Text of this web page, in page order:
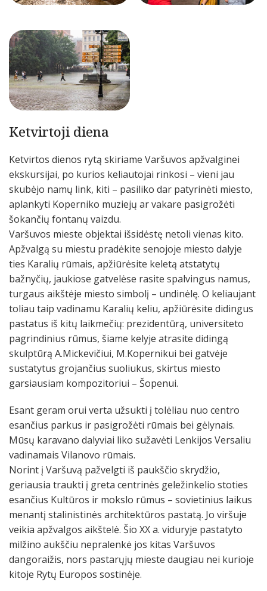
Ketvirtoji diena
Ketvirtos dienos rytą skiriame Varšuvos apžvalginei
ekskursijai, po kurios keliautojai rinkosi – vieni jau
skubėjo namų link, kiti – pasiliko dar patyrinėti miesto,
aplankyti Koperniko muziejų ar vakare pasigrožėti
šokančių fontanų vaizdu.
Varšuvos mieste objektai išsidėstę netoli vienas kito.
Apžvalgą su miestu pradėkite senojoje miesto dalyje
ties Karalių rūmais, apžiūrėsite keletą atstatytų
bažnyčių, jaukiose gatvelėse rasite spalvingus namus,
turgaus aikštėje miesto simbolį – undinėlę. O keliaujant
toliau taip vadinamu Karalių keliu, apžiūrėsite didingus
pastatus iš kitų laikmečių: prezidentūrą, universiteto
pagrindinius rūmus, šiame kelyje atrasite didingą
skulptūrą A.Mickevičiui, M.Kopernikui bei gatvėje
sustatytus grojančius suoliukus, skirtus miesto
garsiausiam kompozitoriui – Šopenui.
Esant geram orui verta užsukti į tolėliau nuo centro
esančius parkus ir pasigrožėti rūmais bei gėlynais.
Mūsų karavano dalyviai liko sužavėti Lenkijos Versaliu
vadinamais Vilanovo rūmais.
Norint į Varšuvą pažvelgti iš paukščio skrydžio,
geriausia traukti į greta centrinės geležinkelio stoties
esančius Kultūros ir mokslo rūmus – sovietinius laikus
menantį stalinistinės architektūros pastatą. Jo viršuje
veikia apžvalgos aikštelė. Šio XX a. viduryje pastatyto
milžino aukščiu nepralenkė jos kitas Varšuvos
dangoraižis, nors pastarųjų mieste daugiau nei kurioje
kitoje Rytų Europos sostinėje.